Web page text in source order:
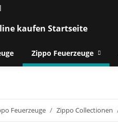
Zippo Feuerzeuge
Feuerzeuge Zippo Collectionen